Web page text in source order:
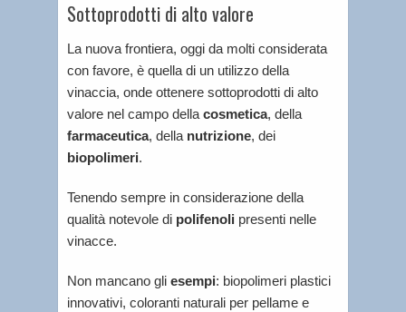
Sottoprodotti di alto valore
La nuova frontiera, oggi da molti considerata
con favore, è quella di un utilizzo della
vinaccia, onde ottenere sottoprodotti di alto
valore nel campo della cosmetica, della
farmaceutica, della nutrizione, dei
biopolimeri.
Tenendo sempre in considerazione della
qualità notevole di polifenoli presenti nelle
vinacce.
Non mancano gli esempi: biopolimeri plastici
innovativi, coloranti naturali per pellame e